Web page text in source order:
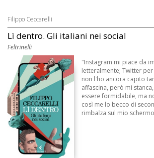
Filippo Ceccarelli
Lì dentro. Gli italiani nei social
Feltrinelli
"Instagram mi piace da
letteralmente; Twitter
non l'ho ancora capito
affascina, però mi
essere formidabile, ma
così me lo becco di
rimbalza sul mio